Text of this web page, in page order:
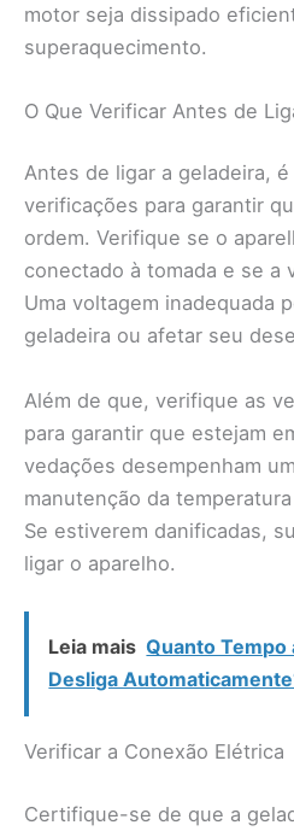
motor seja dissipado
superaquecimento.
O Que Verificar Antes de
Antes de ligar a geladeira,
verificações para garantir
ordem. Verifique se o
conectado à tomada e se a
Uma voltagem inadequada
geladeira ou afetar seu
Além de que, verifique as
para garantir que estejam
vedações desempenham
manutenção da
Se estiverem danificadas,
ligar o aparelho.
Leia mais Quanto Tempo
Desliga
Verificar a Conexão Elétrica
Certifique-se de que a